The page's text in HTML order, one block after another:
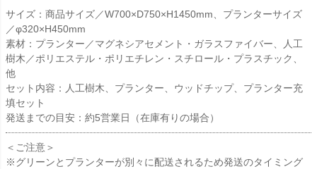
サイズ：商品サイズ／W700×D750×H1450mm、プランターサイズ
／φ320×H450mm
素材：プランター／マグネシアセメント・ガラスファイバー、人工
樹木／ポリエステル・ポリエチレン・スチロール・プラスチック、
他
セット内容：人工樹木、プランター、ウッドチップ、プランター充
填セット
発送までの目安：約5営業日（在庫有りの場合）
＜ご注意＞
※グリーンとプランターが別々に配送されるため発送のタイミング